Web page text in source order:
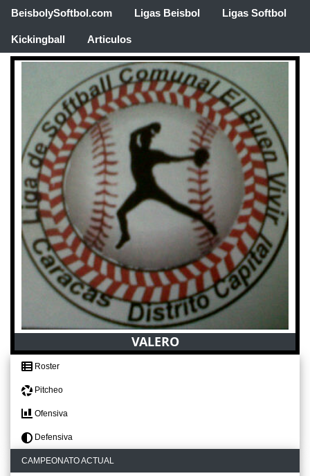
BeisbolySoftbol.com Ligas Beisbol Ligas Softbol
Kickingball Articulos
VALERO
Roster
Pitcheo
Ofensiva
Defensiva
CAMPEONATO ACTUAL